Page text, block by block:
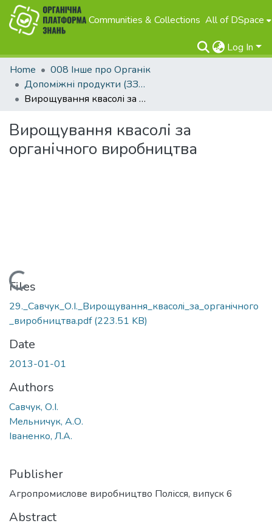
Communities & Collections All of DSpace
Log In
Home
008 Інше про Органік
Допоміжні продукти (ЗЗР, добрива та інше)
Вирощування квасолі за органічного виробництва
Вирощування квасолі за
органічного виробництва
Loading...
Files
29._Савчук_О.I._Вирощування_квасолi_за_органiчного
_виробництва.pdf(223.51 KB)
Date
2013-01-01
Authors
Савчук, О.І.
Мельничук, А.О.
Іваненко, Л.А.
Publisher
Агропромислове виробництво Полісся, випуск 6
Abstract